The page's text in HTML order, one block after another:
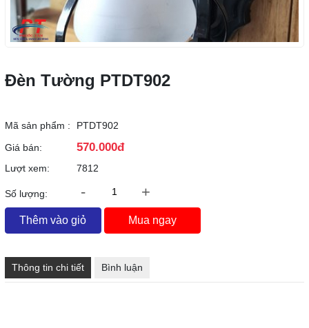
Đèn Tường PTDT902
Mã sản phẩm :
PTDT902
Giá bán:
570.000đ
Lượt xem: 7812
Số lượng: - +
Thêm vào giỏ Mua ngay
Thông tin chi tiết Bình luận